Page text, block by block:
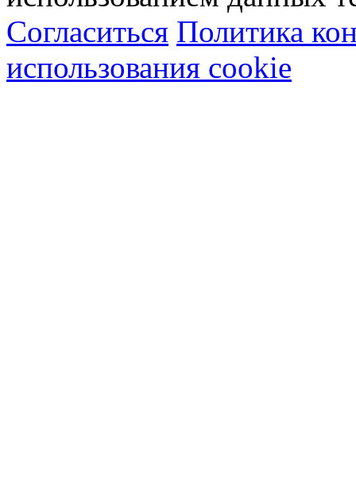
Согласиться Политика
использования cookie